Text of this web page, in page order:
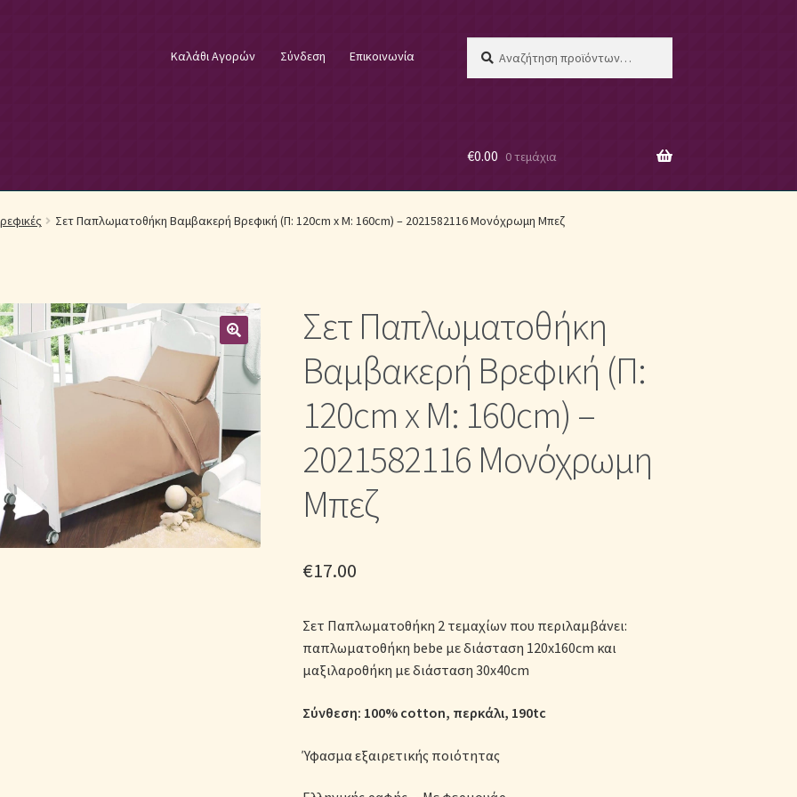
Καλάθι Αγορών Σύνδεση Επικοινωνία
για:
Λευκά Είδη Επικοινωνία Επιστροφές Προϊόντων Η εταιρία μας
Μονόχρωμα Κουβερλί με Διαχρονική Κομψότητα
Μονόχρωμα Σετ ΣεντόνιαΜονόχρωμες Παπλωματοθήκες
Λευκά Είδη Παπλώματα για Ζεστασιά & Άνεση Παπλωματοθήκες
€0.00 0 τεμάχια
Σετ Παπλωματοθήκη Βαμβακερή Βρεφική (Π: 120cm x Μ: 160cm) – 2021582116 Μονόχρωμη Μπεζ
Σετ Παπλωματοθήκη
Βαμβακερή Βρεφική (Π:
120cm x Μ: 160cm) –
2021582116 Μονόχρωμη
Μπεζ
€17.00
Σετ Παπλωματοθήκη 2 τεμαχίων που περιλαμβάνει:
παπλωματοθήκη bebe με διάσταση 120x160cm και
μαξιλαροθήκη με διάσταση 30x40cm
Σύνθεση: 100% cotton, περκάλι, 190tc
Ύφασμα εξαιρετικής ποιότητας